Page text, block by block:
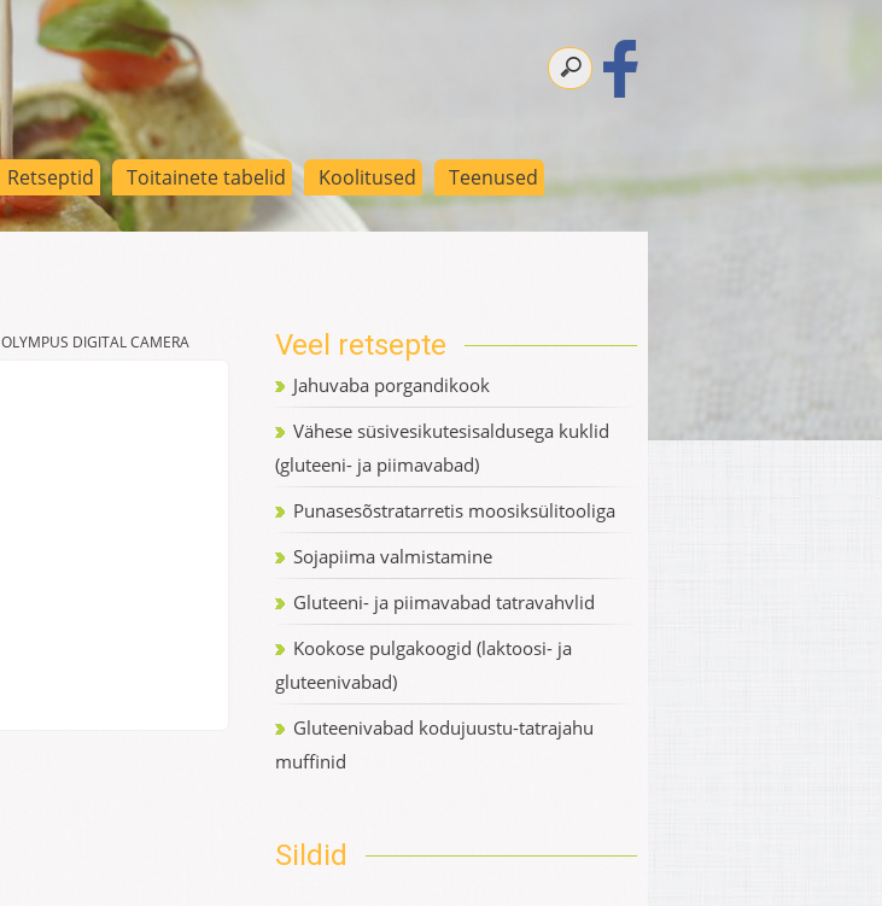
Retseptid Toitainete tabelid Koolitused
Teenused
OLYMPUS DIGITAL CAMERA Veel retsepte
Jahuvaba porgandikook
Vähese süsivesikutesisaldusega kuklid
(gluteeni- ja piimavabad)
Punasesõstratarretis moosiksülitooliga
Sojapiima valmistamine
Gluteeni- ja piimavabad tatravahvlid
Kookose pulgakoogid (laktoosi- ja
gluteenivabad)
Gluteenivabad kodujuustu-tatrajahu
muffinid
Sildid